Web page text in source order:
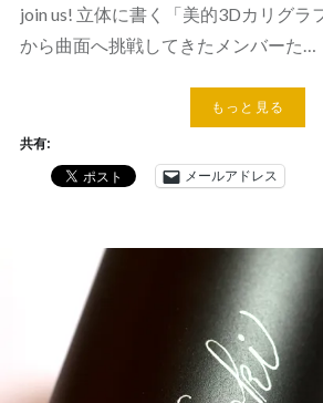
join us! 立体に書く「美的3Dカリグラ
から曲面へ挑戦してきたメンバーた…
もっと見る
共有:
メールアドレス